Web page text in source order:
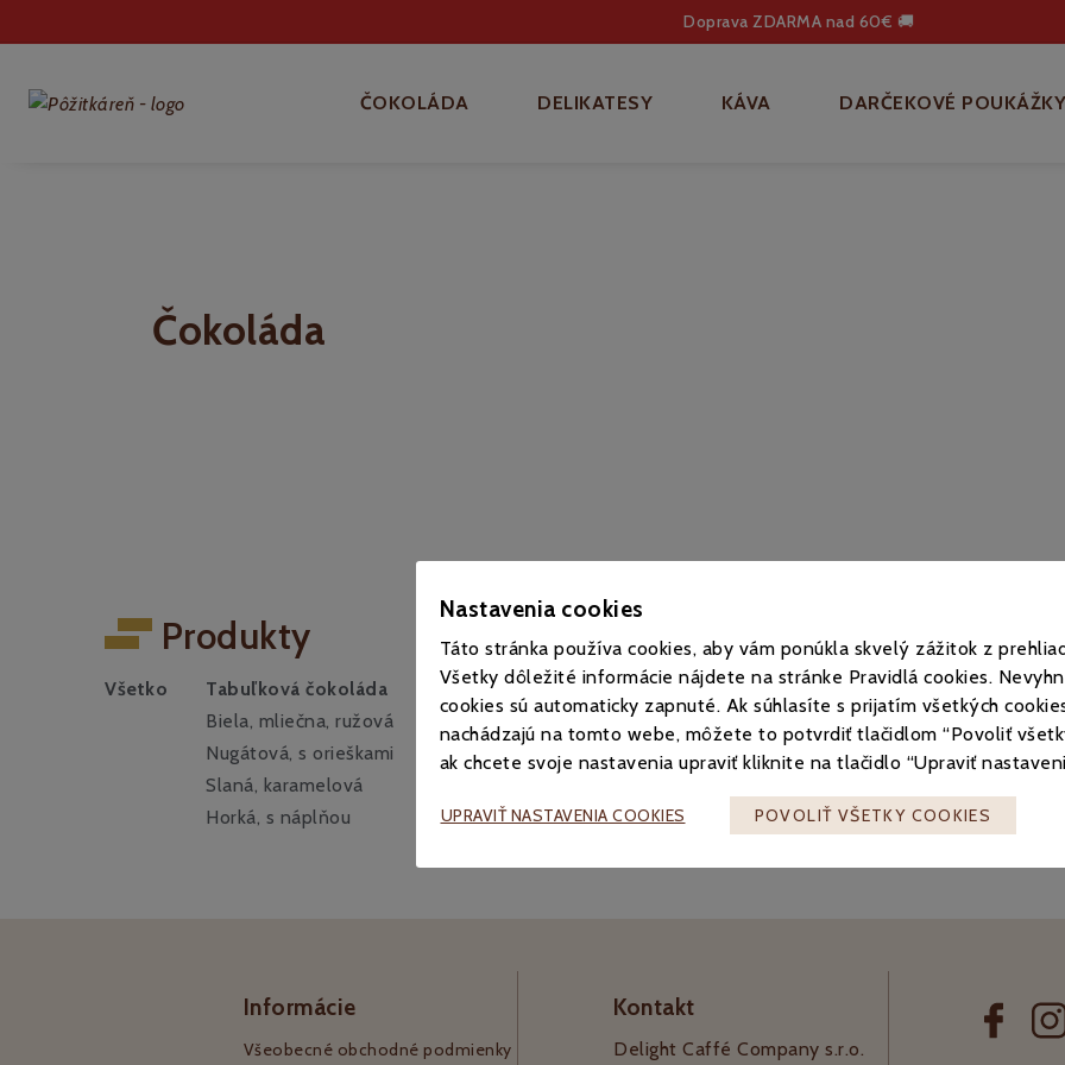
Doprava ZDARMA nad 60€ 🚚
ČOKOLÁDA DELIKATESY KÁVA DARČEKOVÉ
Čokoláda
Produkty
Všetko
Tabuľková čokoláda
Biela, mliečna, ružová
Nugátová, s orieškami
Slaná, karamelová
Horká, s náplňou
Pralinky a bonboniéry Čokoládové nátierky Horúca čokoláda,
Informácie
Všeobecné obchodné podmienky
Kontakt
Delight Caffé Company s.r.o.
Nastavenia cookies
Táto stránka používa cookies, aby vám ponúkla skvelý zážitok z
Všetky dôležité informácie nájdete na stránke Pravidlá cookies.
cookies sú automaticky zapnuté. Ak súhlasíte s prijatím všetkých
nachádzajú na tomto webe, môžete to potvrdiť tlačidlom “Povoliť
ak chcete svoje nastavenia upraviť kliknite na tlačidlo “Upraviť
UPRAVIŤ NASTAVENIA COOKIES POVOLIŤ VŠETKY COOKIES